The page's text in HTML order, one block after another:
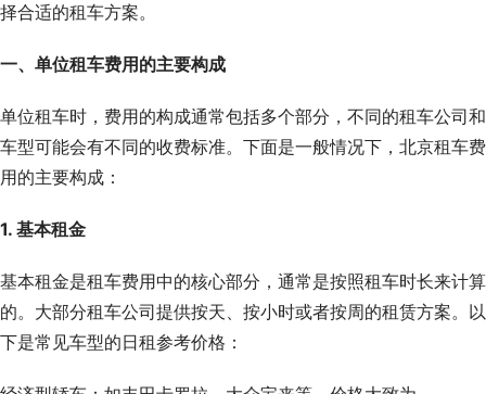
择合适的租车方案。
一、单位租车费用的主要构成
单位租车时，费用的构成通常包括多个部分，不同的租车公司和
车型可能会有不同的收费标准。下面是一般情况下，北京租车费
用的主要构成：
1. 基本租金
基本租金是租车费用中的核心部分，通常是按照租车时长来计算
的。大部分租车公司提供按天、按小时或者按周的租赁方案。以
下是常见车型的日租参考价格：